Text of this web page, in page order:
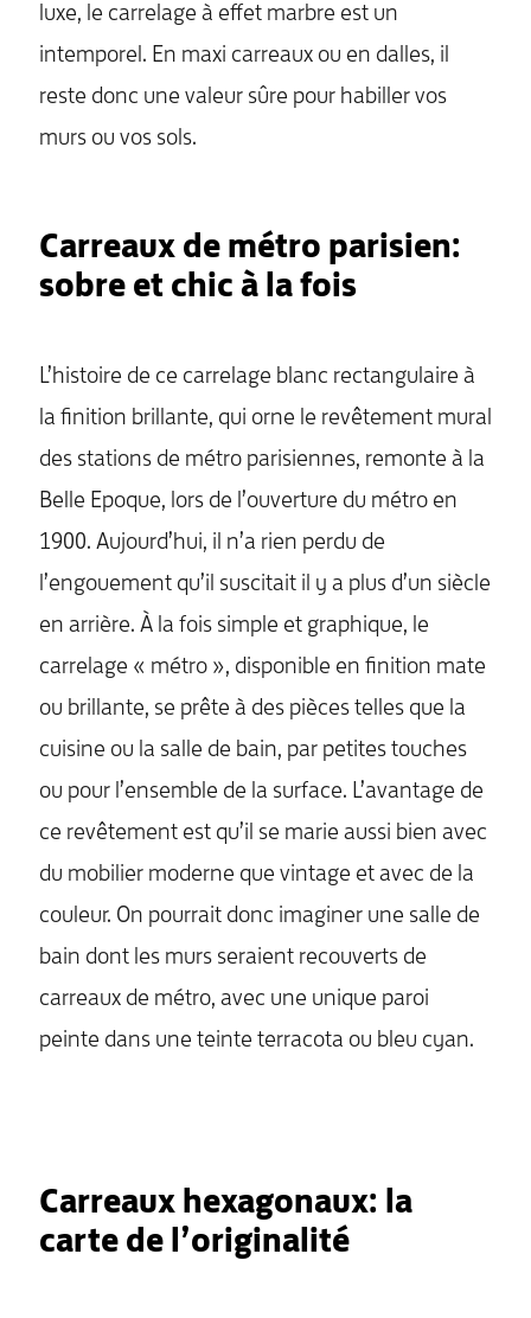
luxe, le carrelage à effet marbre est un
intemporel. En maxi carreaux ou en dalles, il
reste donc une valeur sûre pour habiller vos
murs ou vos sols.
Carreaux de métro parisien:
sobre et chic à la fois
L’histoire de ce carrelage blanc rectangulaire à
la finition brillante, qui orne le revêtement mural
des stations de métro parisiennes, remonte à la
Belle Epoque, lors de l’ouverture du métro en
1900. Aujourd’hui, il n’a rien perdu de
l’engouement qu’il suscitait il y a plus d’un siècle
en arrière. À la fois simple et graphique, le
carrelage « métro », disponible en finition mate
ou brillante, se prête à des pièces telles que la
cuisine ou la salle de bain, par petites touches
ou pour l’ensemble de la surface. L’avantage de
ce revêtement est qu’il se marie aussi bien avec
du mobilier moderne que vintage et avec de la
couleur. On pourrait donc imaginer une salle de
bain dont les murs seraient recouverts de
carreaux de métro, avec une unique paroi
peinte dans une teinte terracota ou bleu cyan.
Carreaux hexagonaux: la
carte de l’originalité